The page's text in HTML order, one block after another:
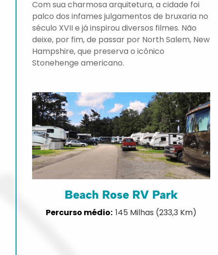
Com sua charmosa arquitetura, a cidade foi
palco dos infames julgamentos de bruxaria no
século XVII e já inspirou diversos filmes. Não
deixe, por fim, de passar por North Salem, New
Hampshire, que preserva o icônico
Stonehenge americano.
Beach Rose RV Park
145 Milhas (233,3 Km)